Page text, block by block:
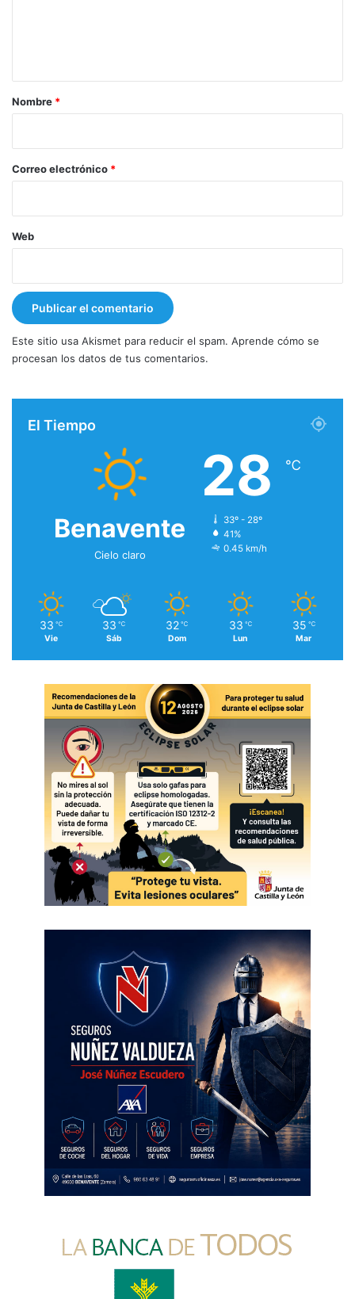
r
*
Nombre *
Correo electrónico *
Web
Este sitio usa Akismet para reducir el spam. Aprende cómo se
procesan los datos de tus comentarios.
El Tiempo
Benavente
Cielo claro
28 ℃
33º - 28º
41%
0.45 km/h
33 ℃
Vie
33 ℃
Sáb
32 ℃
Dom
33 ℃
Lun
35 ℃
Mar